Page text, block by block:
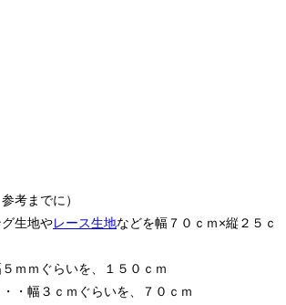
考までに）
グ生地やレース生地などを幅７０ｃｍ×縦２５ｃ
ｍｍぐらいを、１５０ｃｍ
・・幅３ｃｍぐらいを、７０ｃｍ